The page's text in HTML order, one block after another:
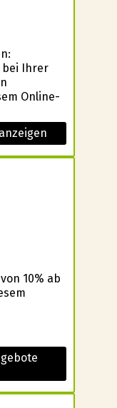
bei Ihrer
Online-
10% ab